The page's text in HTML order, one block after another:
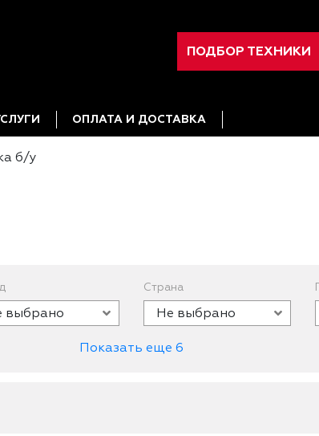
ПОДБОР ТЕХНИКИ
ОПЛАТА И ДОСТАВКА
б/у
выбрано
Страна
Не выбрано
Показать еще 6